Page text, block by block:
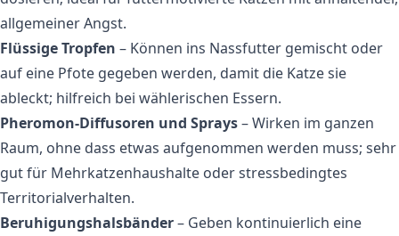
allgemeiner Angst.
Flüssige Tropfen – Können ins Nassfutter gemischt oder
auf eine Pfote gegeben werden, damit die Katze sie
ableckt; hilfreich bei wählerischen Essern.
Pheromon-Diffusoren und Sprays– Wirken im ganzen
Raum, ohne dass etwas aufgenommen werden muss; sehr
gut für Mehrkatzenhaushalte oder stressbedingtes
Territorialverhalten.
Beruhigungshalsbänder– Geben kontinuierlich eine